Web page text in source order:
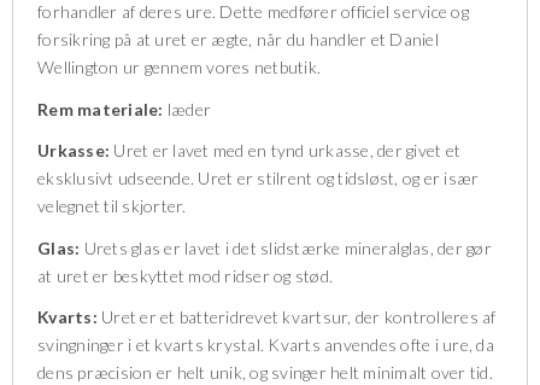
forhandler af deres ure. Dette medfører officiel service og
forsikring på at uret er ægte, når du handler et Daniel
Wellington ur gennem vores netbutik.
Rem materiale: læder
Urkasse: Uret er lavet med en tynd urkasse, der givet et
eksklusivt udseende. Uret er stilrent og tidsløst, og er især
velegnet til skjorter.
Glas: Urets glas er lavet i det slidstærke mineralglas, der gør
at uret er beskyttet mod ridser og stød.
Kvarts: Uret er et batteridrevet kvartsur, der kontrolleres af
svingninger i et kvarts krystal. Kvarts anvendes ofte i ure, da
dens præcision er helt unik, og svinger helt minimalt over tid.